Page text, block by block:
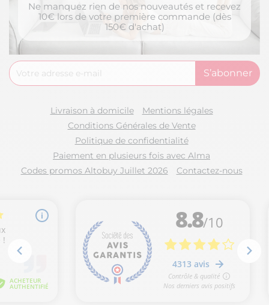
Ne manquez rien de nos nouveautés et recevez
10€ lors de votre première commande (dès
150€ d'achat)
Livraison à domicile
Mentions légales
Conditions Générales de Vente
Politique de confidentialité
Paiement en plusieurs fois avec Alma
Codes promos Altobuy Juillet 2026
Contactez-nous